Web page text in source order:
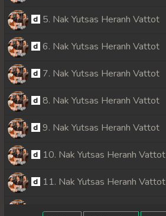
5. Nak Yutsas Heranh Vattot
6. Nak Yutsas Heranh Vattot
7. Nak Yutsas Heranh Vattot
8. Nak Yutsas Heranh Vattot
9. Nak Yutsas Heranh Vattot
10. Nak Yutsas Heranh Vattot
11. Nak Yutsas Heranh Vattot
12. Nak Yutsas Heranh Vattot